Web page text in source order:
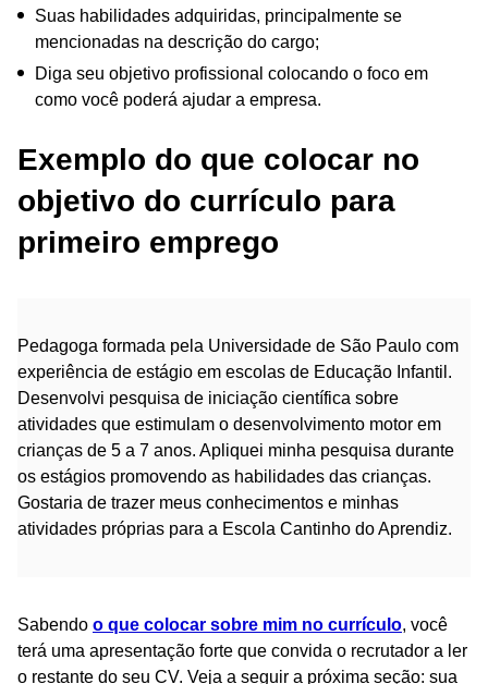
Suas habilidades adquiridas, principalmente se
mencionadas na descrição do cargo;
Diga seu objetivo profissional colocando o foco em
como você poderá ajudar a empresa.
Exemplo do que colocar no
objetivo do currículo para
primeiro emprego
Pedagoga formada pela Universidade de São Paulo com
experiência de estágio em escolas de Educação Infantil.
Desenvolvi pesquisa de iniciação científica sobre
atividades que estimulam o desenvolvimento motor em
crianças de 5 a 7 anos. Apliquei minha pesquisa durante
os estágios promovendo as habilidades das crianças.
Gostaria de trazer meus conhecimentos e minhas
atividades próprias para a Escola Cantinho do Aprendiz.
Sabendo o que colocar sobre mim no currículo, você
terá uma apresentação forte que convida o recrutador a ler
o restante do seu CV. Veja a seguir a próxima seção: sua